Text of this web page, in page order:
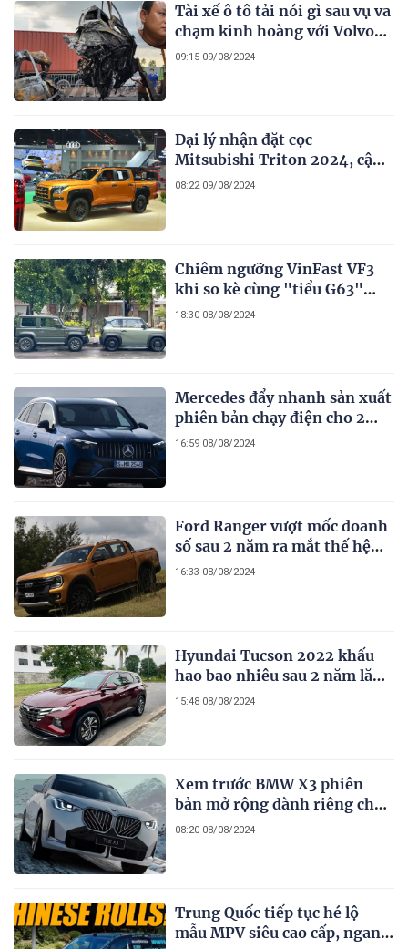
Tài xế ô tô tải nói gì sau vụ va
chạm kinh hoàng với Volvo
XC90 trên cầu Phú Mỹ
09:15 09/08/2024
Đại lý nhận đặt cọc
Mitsubishi Triton 2024, cận
kề ngày ra mắt thị trường
08:22 09/08/2024
Chiêm ngưỡng VinFast VF3
khi so kè cùng "tiểu G63"
Jimny dù khác biệt phân khúc
18:30 08/08/2024
Mercedes đẩy nhanh sản xuất
phiên bản chạy điện cho 2
dòng xe best seller của
16:59 08/08/2024
Ford Ranger vượt mốc doanh
số sau 2 năm ra mắt thế hệ
mới tại thị trường đặc biệt
16:33 08/08/2024
Hyundai Tucson 2022 khấu
hao bao nhiêu sau 2 năm lăn
bánh
15:48 08/08/2024
Xem trước BMW X3 phiên
bản mở rộng dành riêng cho
thị trường hàng xóm
08:20 08/08/2024
Trung Quốc tiếp tục hé lộ
mẫu MPV siêu cao cấp, ngang